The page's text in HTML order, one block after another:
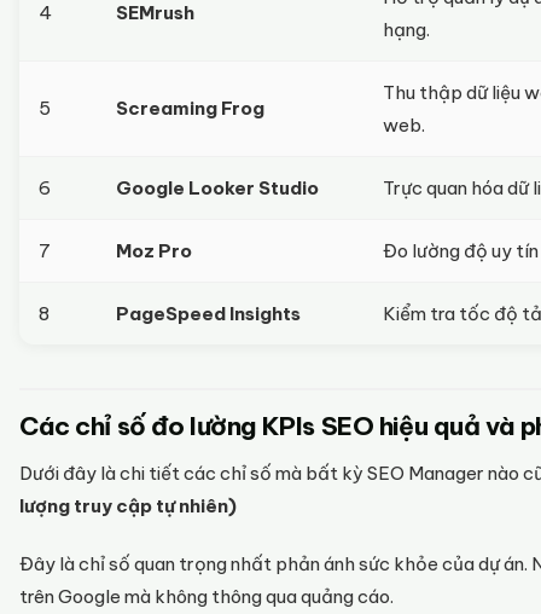
4 SEMrush
hạng.
5 Screaming Frog
Thu thập dữ liệu
web.
6 Google Looker Studio Trực quan hóa dữ
7 Moz Pro Đo lường độ uy tín
8 PageSpeed Insights Kiểm tra tốc độ
Các chỉ số đo lường KPIs SEO hiệu quả và
Dưới đây là chi tiết các chỉ số mà bất kỳ SEO Manager nào
lượng truy cập tự nhiên)
Đây là chỉ số quan trọng nhất phản ánh sức khỏe của dự
trên Google mà không thông qua quảng cáo.